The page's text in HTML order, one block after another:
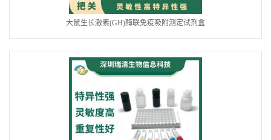
大鼠生长激素(GH)酶联免疫吸附测定试剂盒